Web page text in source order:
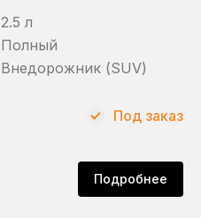
2.5 л
Полный
Внедорожник (SUV)
Подробнее
Под заказ